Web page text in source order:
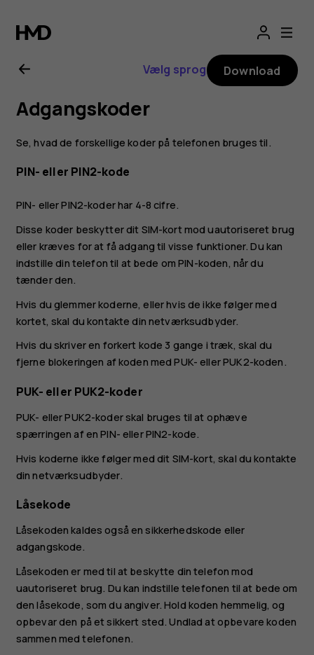
Brugervejledning
til
Nokia
8.1
Vælg sprog Download
Adgangskoder
Se, hvad de forskellige koder på telefonen bruges til.
PIN- eller PIN2-kode
PIN- eller PIN2-koder har 4-8 cifre.
Disse koder beskytter dit SIM-kort mod uautoriseret brug
eller kræves for at få adgang til visse funktioner. Du kan
indstille din telefon til at bede om PIN-koden, når du
tænder den.
Hvis du glemmer koderne, eller hvis de ikke følger med
kortet, skal du kontakte din netværksudbyder.
Hvis du skriver en forkert kode 3 gange i træk, skal du
fjerne blokeringen af koden med PUK- eller PUK2-koden.
PUK- eller PUK2-koder
PUK- eller PUK2-koder skal bruges til at ophæve
spærringen af en PIN- eller PIN2-kode.
Hvis koderne ikke følger med dit SIM-kort, skal du kontakte
din netværksudbyder.
Låsekode
Låsekoden kaldes også en sikkerhedskode eller
adgangskode.
Låsekoden er med til at beskytte din telefon mod
uautoriseret brug. Du kan indstille telefonen til at bede om
den låsekode, som du angiver. Hold koden hemmelig, og
opbevar den på et sikkert sted. Undlad at opbevare koden
sammen med telefonen.